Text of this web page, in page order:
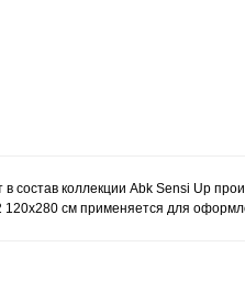
состав коллекции Abk Sensi Up
см применяется для